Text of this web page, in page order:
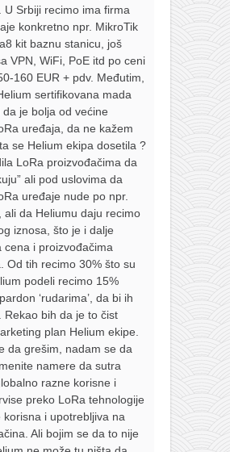
U Srbiji recimo ima firma
konkretno npr. MikroTik
kit baznu stanicu, još
VPN, WiFi, PoE itd po ceni
160 EUR + pdv. Međutim,
sertifikovana mada
da je bolja od većine
uređaja, da ne kažem
se Helium ekipa dosetila ?
LoRa proizvođačima da
ali pod uslovima da
uređaje nude po npr.
ali da Heliumu daju recimo
iznosa, što je i dalje
cena i proizvođačima
Od tih recimo 30% što su
podeli recimo 15%
‘rudarima’, da bi ih
Rekao bih da je to čist
plan Helium ekipe.
da grešim, nadam se da
namere da sutra
razne korisne i
preko LoRa tehnologije
korisna i upotrebljiva na
Ali bojim se da to nije